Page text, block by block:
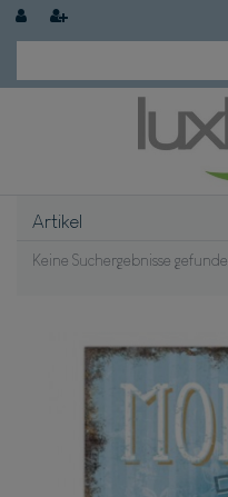
Artikel
Keine Suchergebnisse